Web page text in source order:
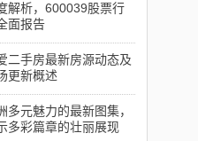
解析，600039股票行
面报告
二手房最新房源动态及
更新概述
多元魅力的最新图集，
多彩篇章的壮丽展现